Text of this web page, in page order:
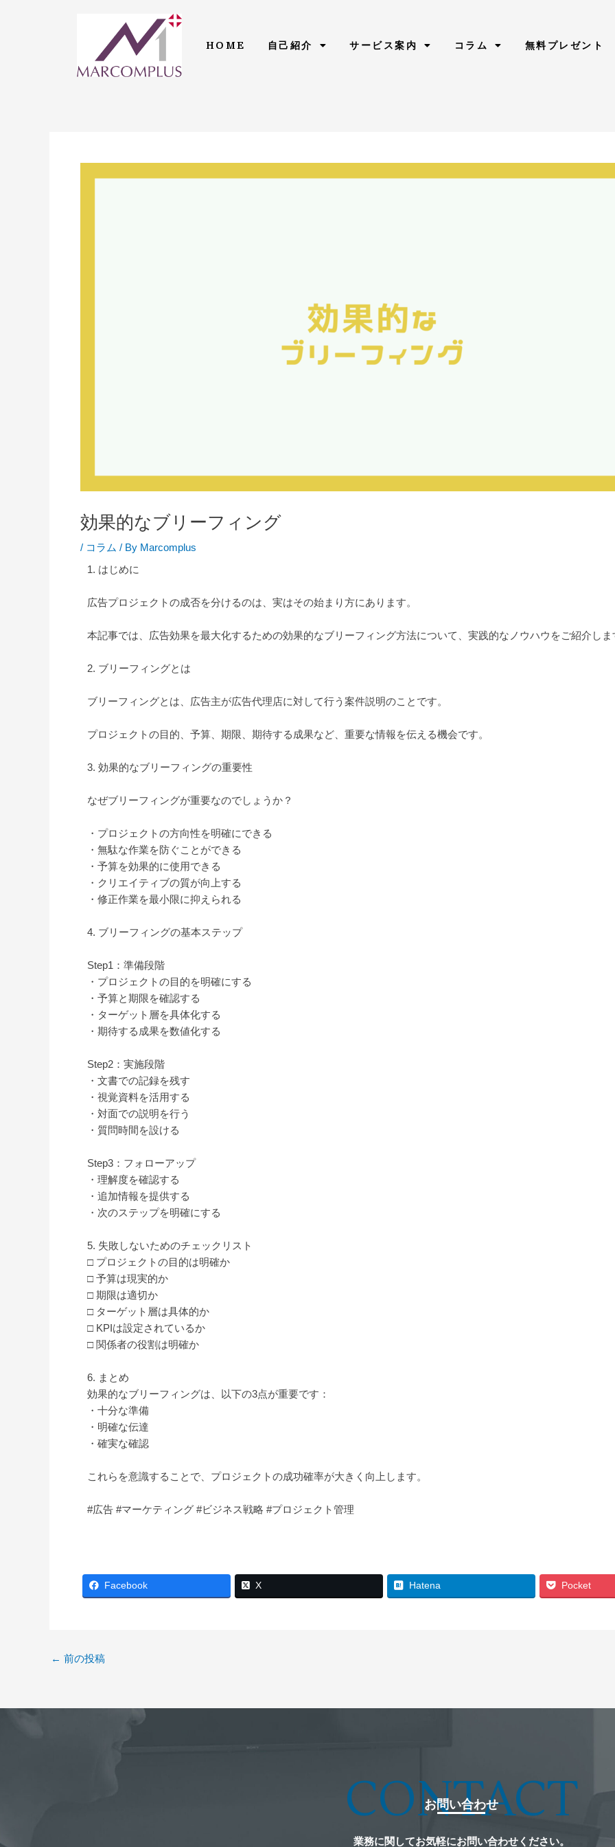
HOME 自己紹介 サービス案内 コラム 無料プレゼント
効果的なブリーフィング
/ コラム / By Marcomplus
1. はじめに
広告プロジェクトの成否を分けるのは、実はその始まり方にあります。
本記事では、広告効果を最大化するための効果的なブリーフィング方法について、実践的なノウハウをご紹介しま
2. ブリーフィングとは
ブリーフィングとは、広告主が広告代理店に対して行う案件説明のことです。
プロジェクトの目的、予算、期限、期待する成果など、重要な情報を伝える機会です。
3. 効果的なブリーフィングの重要性
なぜブリーフィングが重要なのでしょうか？
・プロジェクトの方向性を明確にできる
・無駄な作業を防ぐことができる
・予算を効果的に使用できる
・クリエイティブの質が向上する
・修正作業を最小限に抑えられる
4. ブリーフィングの基本ステップ
Step1：準備段階
・プロジェクトの目的を明確にする
・予算と期限を確認する
・ターゲット層を具体化する
・期待する成果を数値化する
Step2：実施段階
・文書での記録を残す
・視覚資料を活用する
・対面での説明を行う
・質問時間を設ける
Step3：フォローアップ
・理解度を確認する
・追加情報を提供する
・次のステップを明確にする
5. 失敗しないためのチェックリスト
□ プロジェクトの目的は明確か
□ 予算は現実的か
□ 期限は適切か
□ ターゲット層は具体的か
□ KPIは設定されているか
□ 関係者の役割は明確か
6. まとめ
効果的なブリーフィングは、以下の3点が重要です：
・十分な準備
・明確な伝達
・確実な確認
これらを意識することで、プロジェクトの成功確率が大きく向上します。
#広告 #マーケティング #ビジネス戦略 #プロジェクト管理
Facebook X Hatena Pocket
← 前の投稿
CONTACT
お問い合わせ
業務に関してお気軽にお問い合わせください。